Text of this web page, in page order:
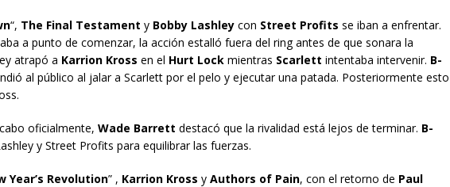
“, The Final Testament y Bobby Lashleycon Street Profits se iban a enfrentar.
a punto de comenzar, la acción estalló fuera del ring antes de que sonara la
atrapó a Karrion Kross en el Hurt Lockmientras Scarlett intentaba intervenir. B-
al público al jalar a Scarlett por el pelo y ejecutar una patada. Posteriormente esto
oficialmente, Wade Barrett destacó que la rivalidad está lejos de terminar. B-
y Street Profits para equilibrar las fuerzas.
Year’s Revolution” , Karrion Kross y Authors of Pain, con el retorno de Paul